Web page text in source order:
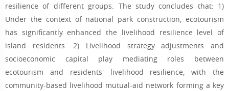
resilience of different groups. The study concludes that: 1)
Under the context of national park construction, ecotourism
has significantly enhanced the livelihood resilience level of
island residents. 2) Livelihood strategy adjustments and
socioeconomic capital play mediating roles between
ecotourism and residents' livelihood resilience, with the
community-based livelihood mutual-aid network forming a key